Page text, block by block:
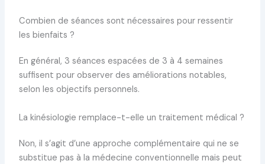
Combien de séances sont nécessaires pour ressentir
les bienfaits ?
En général, 3 séances espacées de 3 à 4 semaines
suffisent pour observer des améliorations notables,
selon les objectifs personnels.
La kinésiologie remplace-t-elle un traitement médical ?
Non, il s’agit d’une approche complémentaire qui ne se
substitue pas à la médecine conventionnelle mais peut